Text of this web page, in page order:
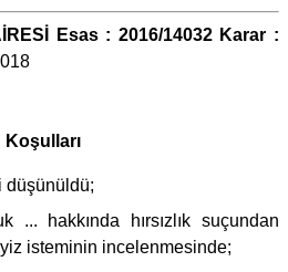
Esas : 2016/14032 Karar :
düşünüldü;
... hakkında hırsızlık suçundan
isteminin incelenmesinde;